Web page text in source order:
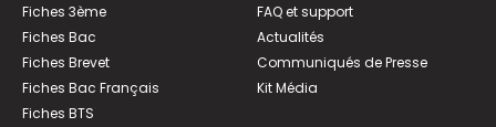
Fiches 3ème
Fiches Bac
Fiches Brevet
Fiches Bac Français
Fiches BTS
FAQ et support
Actualités
Communiqués de Presse
Kit Média